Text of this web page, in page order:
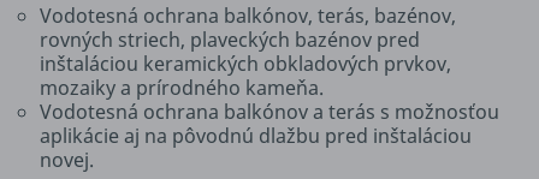
Vodotesná ochrana balkónov, terás, bazénov,
rovných striech, plaveckých bazénov pred
inštaláciou keramických obkladových prvkov,
mozaiky a prírodného kameňa.
Vodotesná ochrana balkónov a terás s možnosťou
aplikácie aj na pôvodnú dlažbu pred inštaláciou
novej.